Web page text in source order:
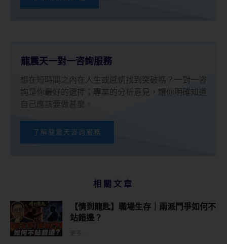
龍震天一對一咨詢服務
想在短時間之內在人生或感情找到突破嗎？一對一咨
詢是你最好的選擇；專業的分析意見，讓你明確知道
自己應該要做甚麼。
了解龍震天咨詢服務
相關文章
【情到龍匙】職場生存｜兩派鬥爭如何不
站錯邊？